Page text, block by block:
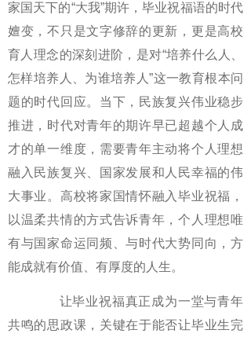
家国天下的“大我”期许，毕业祝福语的时代
嬗变，不只是文字修辞的更新，更是高校
育人理念的深刻进阶，是对“培养什么人、
怎样培养人、为谁培养人”这一教育根本问
题的时代回应。当下，民族复兴伟业稳步
推进，时代对青年的期许早已超越个人成
才的单一维度，需要青年主动将个人理想
融入民族复兴、国家发展和人民幸福的伟
大事业。高校将家国情怀融入毕业祝福，
以温柔共情的方式告诉青年，个人理想唯
有与国家命运同频、与时代大势同向，方
能成就有价值、有厚度的人生。
让毕业祝福真正成为一堂与青年
共鸣的思政课，关键在于能否让毕业生完